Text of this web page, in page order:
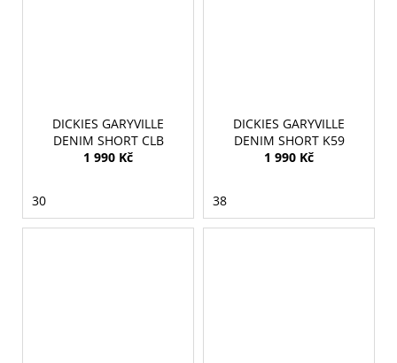
DICKIES GARYVILLE
DENIM SHORT CLB
1 990 Kč
30
DICKIES GARYVILLE
DENIM SHORT K59
1 990 Kč
38